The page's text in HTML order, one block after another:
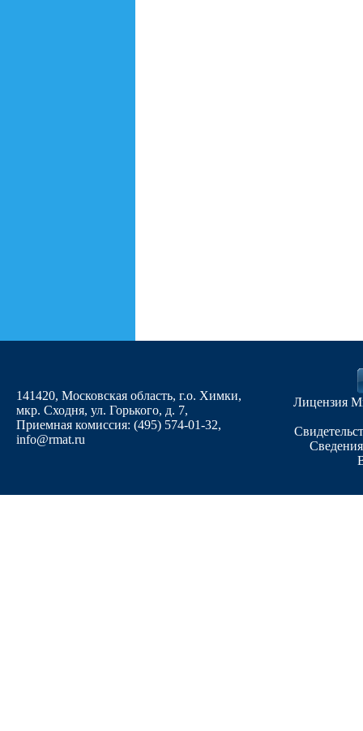
141420, Московская область, г.о. Химки,
мкр. Сходня, ул. Горького, д. 7,
Приемная комиссия: (495) 574-01-32,
info@rmat.ru
Лицензия